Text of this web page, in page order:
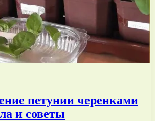
петунии черенками
и советы